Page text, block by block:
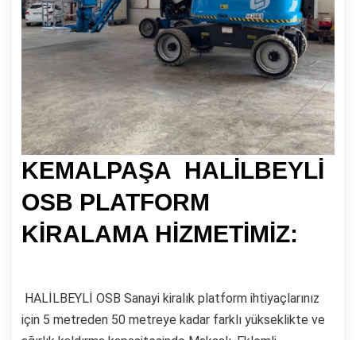
KEMALPAŞA HALİLBEYLİ
OSB PLATFORM
KİRALAMA HİZMETİMİZ:
HALİLBEYLİ OSB Sanayi kiralık platform ihtiyaçlarınız
için 5 metreden 50 metreye kadar farklı yükseklikte ve